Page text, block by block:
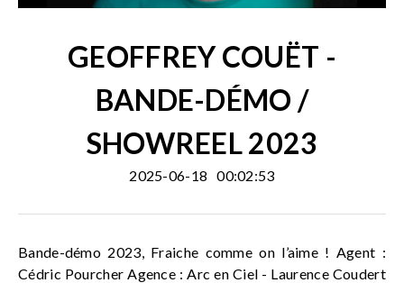
GEOFFREY COUËT -
BANDE-DÉMO /
SHOWREEL 2023
2025-06-18 00:02:53
Bande-démo 2023, Fraiche comme on l’aime ! Agent :
Cédric Pourcher Agence : Arc en Ciel - Laurence Coudert